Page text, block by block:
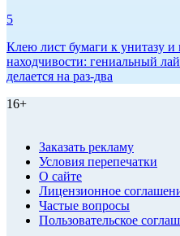
5
Клею лист бумаги к унитазу и
находчивости: гениальный
делается на раз-два
16+
Заказать рекламу
Условия перепечатки
О сайте
Лицензионное
Частые вопросы
Пользовательское